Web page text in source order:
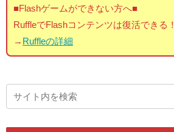
■Flashゲームができない方へ■
RuffleでFlashコンテンツは復活できる！
→ Ruffleの詳細